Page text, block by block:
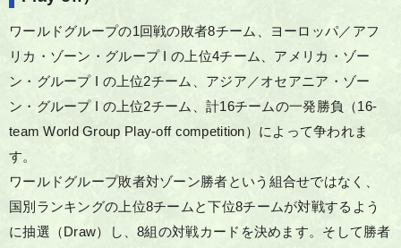
ワールドグループの1回戦の敗者8チーム、ヨーロッパ／アフ
リカ・ゾーン・グループ I の上位4チーム、アメリカ・ゾー
ン・グループ I の上位2チーム、アジア／オセアニア・ゾー
ン・グループ I の上位2チーム、計16チームの一発勝負（16-
team World Group Play-off competition）によって争われま
す。
ワールドグループ敗者対ゾーン勝者という組合せではなく、
国別ランキングの上位8チームと下位8チームが対戦するよう
に抽選（Draw）し、8組の対戦カードを決めます。そして勝者